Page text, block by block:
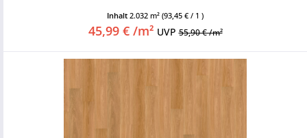
Inhalt 2.032 m² (93,45 € / 1 )
45,99 € /m² UVP55,90 € /m²